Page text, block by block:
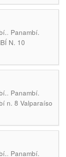
. Panambí.
N. 10
. Panambí.
n. 8 Valparaíso
. Panambí.